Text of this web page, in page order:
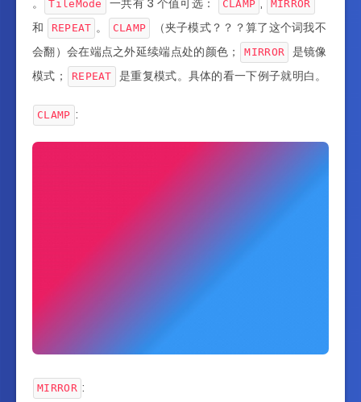
TileMode CLAMP MIRROR
和 REPEAT 。 CLAMP
（夹子模式？？？算了这个词我不
会翻）会在端点之外延续端点处的颜色；
MIRROR
是镜像
模式；
REPEAT 是重复模式。具体的看一下例子就明白。
CLAMP :
MIRROR :